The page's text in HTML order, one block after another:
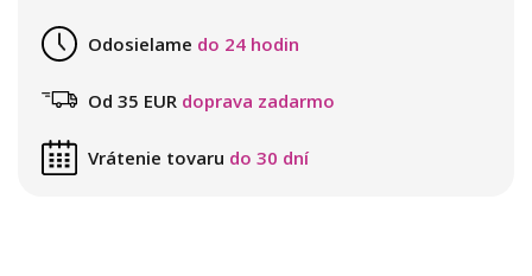
Odosielame do 24 hodin
Od 35 EUR doprava zadarmo
Vrátenie tovaru do 30 dní